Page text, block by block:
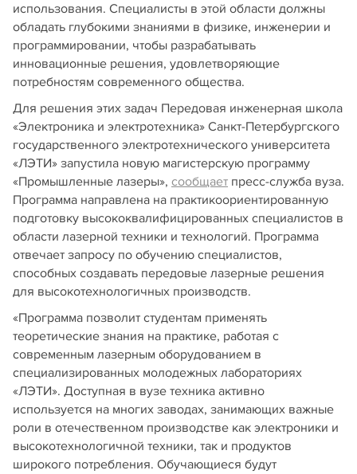
использования. Специалисты в этой области должны
обладать глубокими знаниями в физике, инженерии и
программировании, чтобы разрабатывать
инновационные решения, удовлетворяющие
потребностям современного общества.
Для решения этих задач Передовая инженерная школа
«Электроника и электротехника» Санкт-Петербургского
государственного электротехнического университета
«ЛЭТИ» запустила новую магистерскую программу
«Промышленные лазеры», сообщает пресс-служба вуза.
Программа направлена на практикоориентированную
подготовку высококвалифицированных специалистов в
области лазерной техники и технологий. Программа
отвечает запросу по обучению специалистов,
способных создавать передовые лазерные решения
для высокотехнологичных производств.
«Программа позволит студентам применять
теоретические знания на практике, работая с
современным лазерным оборудованием в
специализированных молодежных лабораториях
«ЛЭТИ». Доступная в вузе техника активно
используется на многих заводах, занимающих важные
роли в отечественном производстве как электроники и
высокотехнологичной техники, так и продуктов
широкого потребления. Обучающиеся будут